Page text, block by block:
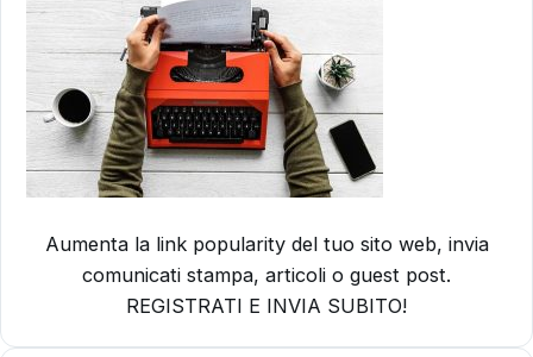
Aumenta la link popularity del tuo sito web, invia
comunicati stampa, articoli o guest post.
REGISTRATI E INVIA SUBITO!